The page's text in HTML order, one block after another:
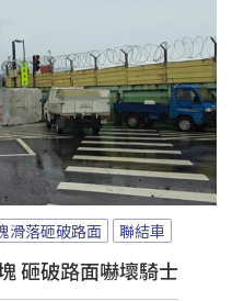
滑落砸破路面 聯結車
砸破路面嚇壞騎士